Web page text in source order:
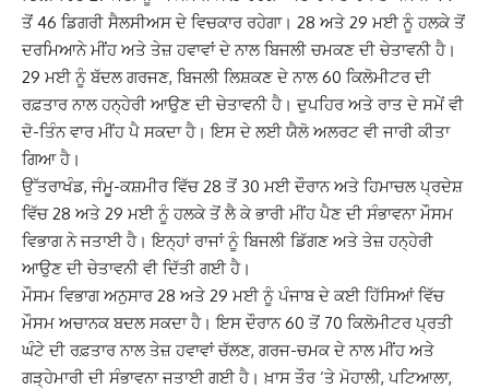
ਤੋਂ 46 ਡਿਗਰੀ ਸੈਲਸੀਅਸ ਦੇ ਵਿਚਕਾਰ ਰਹੇਗਾ। 28 ਅਤੇ 29 ਮਈ ਨੂੰ ਹਲਕੇ ਤੋਂ
ਦਰਮਿਆਨੇ ਮੀਂਹ ਅਤੇ ਤੇਜ਼ ਹਵਾਵਾਂ ਦੇ ਨਾਲ ਬਿਜਲੀ ਚਮਕਣ ਦੀ ਚੇਤਾਵਨੀ ਹੈ।
29 ਮਈ ਨੂੰ ਬੱਦਲ ਗਰਜਣ, ਬਿਜਲੀ ਲਿਸ਼ਕਣ ਦੇ ਨਾਲ 60 ਕਿਲੋਮੀਟਰ ਦੀ
ਰਫ਼ਤਾਰ ਨਾਲ ਹਨ੍ਹੇਰੀ ਆਉਣ ਦੀ ਚੇਤਾਵਨੀ ਹੈ। ਦੁਪਹਿਰ ਅਤੇ ਰਾਤ ਦੇ ਸਮੇਂ ਵੀ
ਦੋ-ਤਿੰਨ ਵਾਰ ਮੀਂਹ ਪੈ ਸਕਦਾ ਹੈ। ਇਸ ਦੇ ਲਈ ਯੈਲੋ ਅਲਰਟ ਵੀ ਜਾਰੀ ਕੀਤਾ
ਗਿਆ ਹੈ।
ਉੱਤਰਾਖੰਡ, ਜੰਮੂ-ਕਸ਼ਮੀਰ ਵਿੱਚ 28 ਤੋਂ 30 ਮਈ ਦੌਰਾਨ ਅਤੇ ਹਿਮਾਚਲ ਪ੍ਰਦੇਸ਼
ਵਿੱਚ 28 ਅਤੇ 29 ਮਈ ਨੂੰ ਹਲਕੇ ਤੋਂ ਲੈ ਕੇ ਭਾਰੀ ਮੀਂਹ ਪੈਣ ਦੀ ਸੰਭਾਵਨਾ ਮੌਸਮ
ਵਿਭਾਗ ਨੇ ਜਤਾਈ ਹੈ। ਇਨ੍ਹਾਂ ਰਾਜਾਂ ਨੂੰ ਬਿਜਲੀ ਡਿੱਗਣ ਅਤੇ ਤੇਜ਼ ਹਨ੍ਹੇਰੀ
ਆਉਣ ਦੀ ਚੇਤਾਵਨੀ ਵੀ ਦਿੱਤੀ ਗਈ ਹੈ।
ਮੌਸਮ ਵਿਭਾਗ ਅਨੁਸਾਰ 28 ਅਤੇ 29 ਮਈ ਨੂੰ ਪੰਜਾਬ ਦੇ ਕਈ ਹਿੱਸਿਆਂ ਵਿੱਚ
ਮੌਸਮ ਅਚਾਨਕ ਬਦਲ ਸਕਦਾ ਹੈ। ਇਸ ਦੌਰਾਨ 60 ਤੋਂ 70 ਕਿਲੋਮੀਟਰ ਪ੍ਰਤੀ
ਘੰਟੇ ਦੀ ਰਫ਼ਤਾਰ ਨਾਲ ਤੇਜ਼ ਹਵਾਵਾਂ ਚੱਲਣ, ਗਰਜ-ਚਮਕ ਦੇ ਨਾਲ ਮੀਂਹ ਅਤੇ
ਗੜ੍ਹੇਮਾਰੀ ਦੀ ਸੰਭਾਵਨਾ ਜਤਾਈ ਗਈ ਹੈ। ਖ਼ਾਸ ਤੌਰ ‘ਤੇ ਮੋਹਾਲੀ, ਪਟਿਆਲਾ,